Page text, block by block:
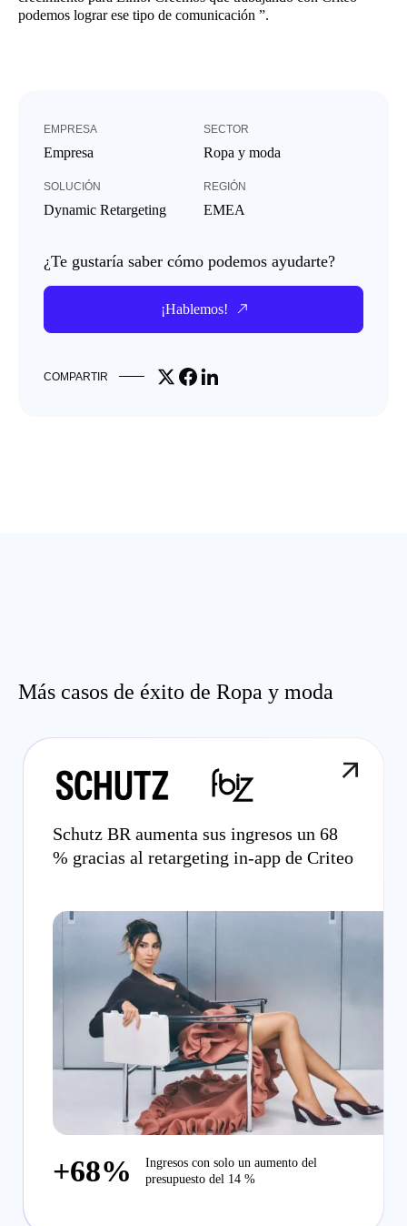
EMPRESA
Empresa
SECTOR
Ropa y moda
SOLUCIÓN
Dynamic Retargeting
REGIÓN
EMEA
¿Te gustaría saber cómo podemos ayudarte?
¡Hablemos!
COMPARTIR Share on X
Share on Facebook
Share on LinkedIn
podemos lograr ese tipo de comunicación ”.
Más casos de éxito de Ropa y moda
Schutz BR aumenta sus ingresos un 68
% gracias al retargeting in-app de Criteo
+68%
Ingresos con solo un aumento del
presupuesto del 14 %